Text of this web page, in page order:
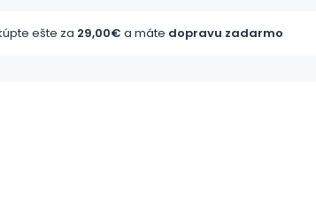
ešte za 29,00€ a máte dopravu zadarmo